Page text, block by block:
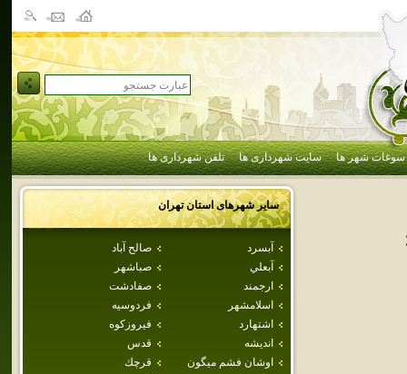
سوغات شهر ها سایت شهرداری ها تلفن شهرداری ها
سایر شهرهای استانتهران
آبسرد
صالح آباد
آبعلي
صباشهر
ارجمند
صفادشت
اسلامشهر
فردوسيه
اشتهارد
فيروزكوه
انديشه
قدس
اوشان فشم ميگون
قرچك